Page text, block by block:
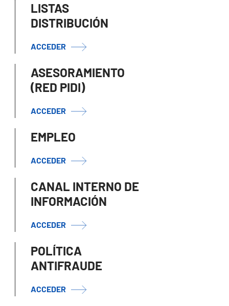
LISTAS
DISTRIBUCIÓN
ACCEDER
ASESORAMIENTO
(RED PIDI)
ACCEDER
EMPLEO
ACCEDER
CANAL INTERNO DE
INFORMACIÓN
ACCEDER
POLÍTICA
ANTIFRAUDE
ACCEDER